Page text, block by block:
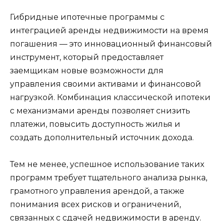
Гибридные ипотечные программы с
интеграцией аренды недвижимости на время
погашения — это инновационный финансовый
инструмент, который предоставляет
заемщикам новые возможности для
управления своими активами и финансовой
нагрузкой. Комбинация классической ипотеки
с механизмами аренды позволяет снизить
платежи, повысить доступность жилья и
создать дополнительный источник дохода.
Тем не менее, успешное использование таких
программ требует тщательного анализа рынка,
грамотного управления арендой, а также
понимания всех рисков и ограничений,
связанных с сдачей недвижимости в аренду.